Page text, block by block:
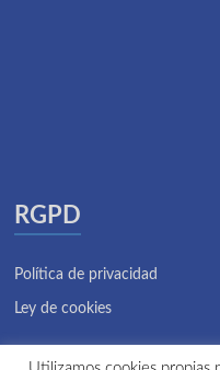
RGPD
Política de privacidad
Ley de cookies